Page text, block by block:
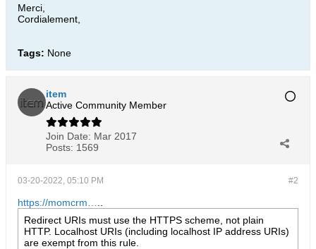
Merci,
Cordialement,
Tags: None
item
Active Community Member
Join Date: Mar 2017
Posts: 1569
#2
03-20-2022, 05:10 PM
https://momcrm…
Redirect URIs must use the HTTPS scheme, not plain
HTTP. Localhost URIs (including localhost IP address URIs)
are exempt from this rule.